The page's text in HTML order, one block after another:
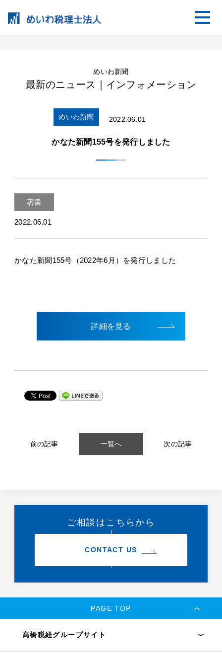
めいわ新聞
最新のニュース｜インフォメーション
めいわ新聞 2022.06.01
かなた新聞155号を発行しました
著書
2022.06.01
かなた新聞155号（2022年6月）を発行しました
詳細を見る
前の記事 一覧へ 次の記事
ご相談はこちらから
CONTACT US
PAGE TOP
高橋税経グループサイト